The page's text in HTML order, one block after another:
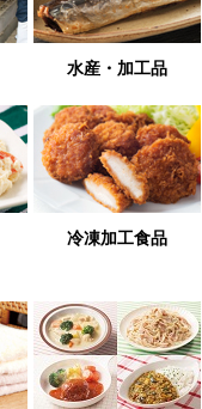
水産・加工品
冷凍加工食品